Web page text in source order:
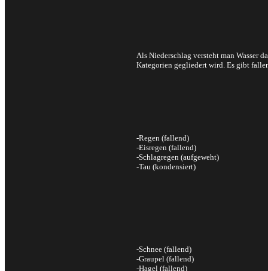
Als Niederschlag versteht man Wasser
Kategorien gegliedert wird. Es gibt
-Regen (fallend)
-Eisregen (fallend)
-Schlagregen (aufgeweht)
-Tau (kondensiert)
-Schnee (fallend)
-Graupel (fallend)
-Hagel (fallend)